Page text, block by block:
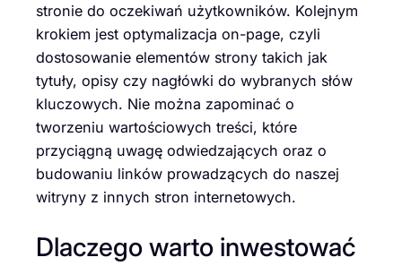
stronie do oczekiwań użytkowników. Kolejnym
krokiem jest optymalizacja on-page, czyli
dostosowanie elementów strony takich jak
tytuły, opisy czy nagłówki do wybranych słów
kluczowych. Nie można zapominać o
tworzeniu wartościowych treści, które
przyciągną uwagę odwiedzających oraz o
budowaniu linków prowadzących do naszej
witryny z innych stron internetowych.
Dlaczego warto inwestować